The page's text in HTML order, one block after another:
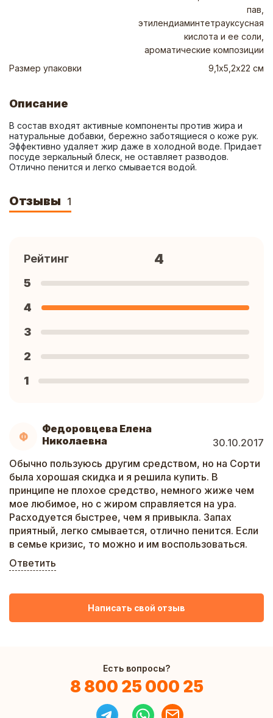
пав,
этилендиаминтетрауксусная
кислота и ее соли,
ароматические композиции
Размер упаковки
9,1х5,2х22 см
Описание
В состав входят активные компоненты против жира и
натуральные добавки, бережно заботящиеся о коже рук.
Эффективно удаляет жир даже в холодной воде. Придает
посуде зеркальный блеск, не оставляет разводов.
Отлично пенится и легко смывается водой.
Отзывы 1
Ф
Федоровцева Елена
Николаевна
30.10.2017
Обычно пользуюсь другим средством, но на Сорти
была хорошая скидка и я решила купить. В
принципе не плохое средство, немного жиже чем
мое любимое, но с жиром справляется на ура.
Расходуется быстрее, чем я привыкла. Запах
приятный, легко смывается, отлично пенится. Если
в семье кризис, то можно и им воспользоваться.
Ответить
Рейтинг 4
5
4
3
2
1
Написать свой отзыв
Есть вопросы?
8 800 25 000 25